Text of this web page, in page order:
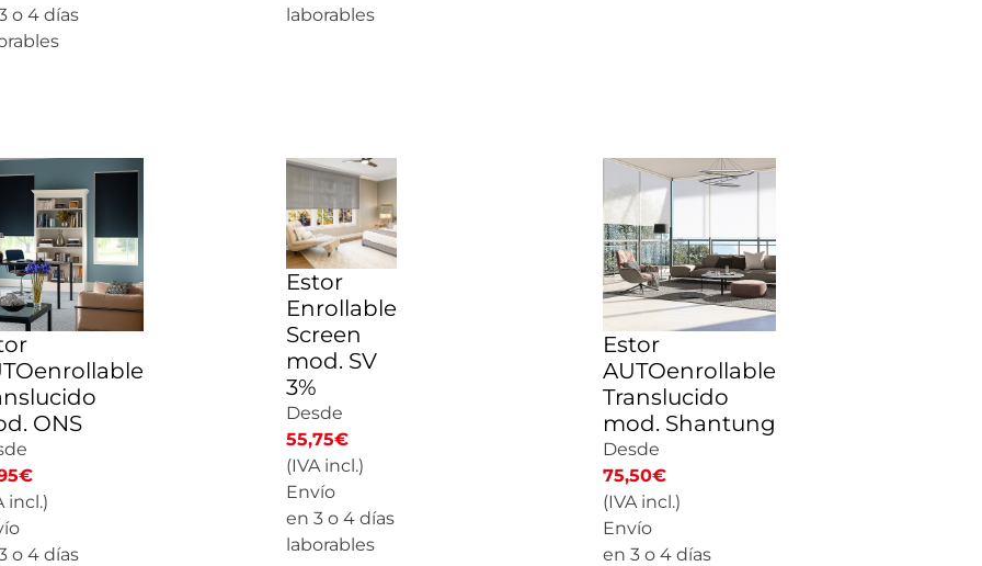
o 4 días
laborables
ONS
€
incl.)
o 4 días
Estor
Enrollable
Screen
mod. SV
3%
Desde
55,75€
(IVA incl.)
Envío
en 3 o 4 días
laborables
Estor
AUTOenrollable
Translucido
mod. Shantung
Desde
75,50€
(IVA incl.)
Envío
en 3 o 4 días